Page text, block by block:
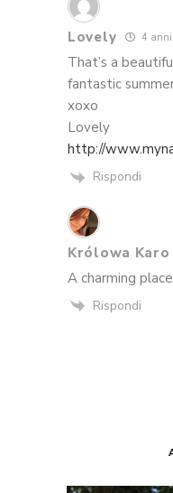
Lovely 4
That’s a
fantastic
xoxo
Lovely
http://
Rispondi
Królowa Karo
A charming
Rispondi